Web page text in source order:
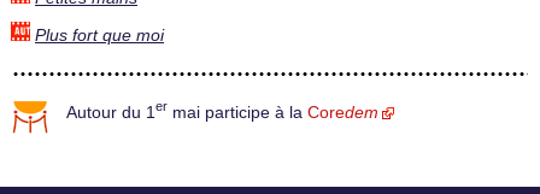
Plus fort que moi
Autour du 1 er mai participe à la Coredem